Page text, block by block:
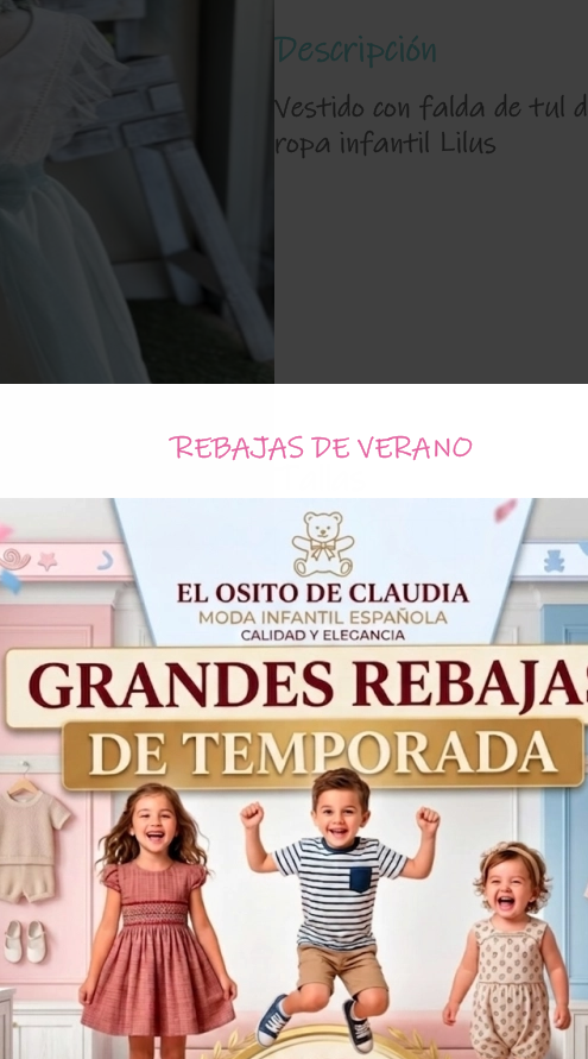
Descripción
Vestido con falda de tul
ropa infantil Lilus
4
Años Años Años
Acumula3,75€ con tu compra
74,95€
Productos Relacionados
¡Oferta!
REBAJAS DE VERANO